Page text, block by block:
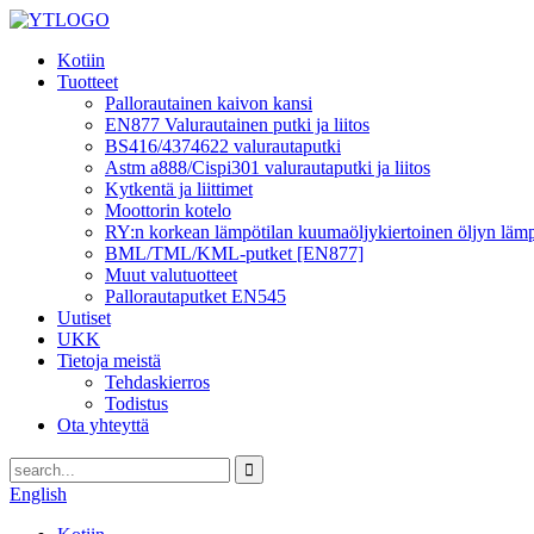
Kotiin
Tuotteet
Pallorautainen kaivon kansi
EN877 Valurautainen putki ja liitos
BS416/4374622 valurautaputki
Astm a888/Cispi301 valurautaputki ja liitos
Kytkentä ja liittimet
Moottorin kotelo
RY:n korkean lämpötilan kuumaöljykiertoinen öljyn
BML/TML/KML-putket [EN877]
Muut valutuotteet
Pallorautaputket EN545
Uutiset
UKK
Tietoja meistä
Tehdaskierros
Todistus
Ota yhteyttä
English